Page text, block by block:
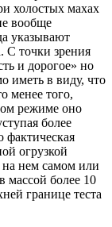
холостых махах
вообще
указывают
С точки зрения
и дорогое» но
иметь в виду, что
менее того,
режиме оно
более
фактическая
огрузкой
нем самом или
массой более 10
границе теста